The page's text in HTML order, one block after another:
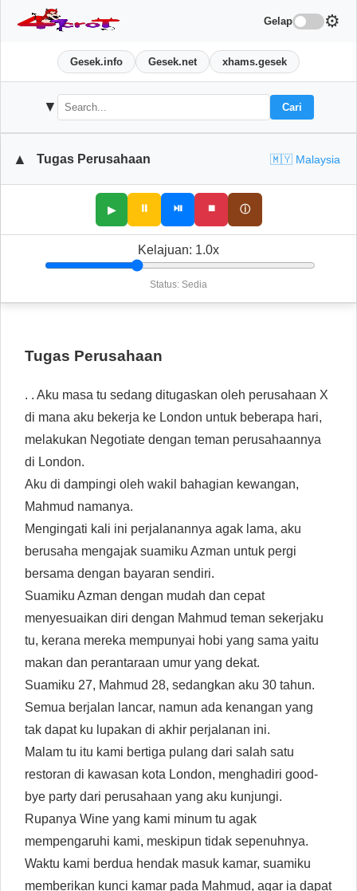
Gelap ⚙️
Gesek.info Gesek.net xhams.gesek
▼ Cari
▲ Tugas Perusahaan 🇲🇾 Malaysia
▶ ⏸ ⏯ ⏹ ⓘ
Kelajuan: 1.0x
Status: Sedia
Tugas Perusahaan
. . Aku masa tu sedang ditugaskan oleh perusahaan X
di mana aku bekerja ke London untuk beberapa hari,
melakukan Negotiate dengan teman perusahaannya
di London.
Aku di dampingi oleh wakil bahagian kewangan,
Mahmud namanya.
Mengingati kali ini perjalanannya agak lama, aku
berusaha mengajak suamiku Azman untuk pergi
bersama dengan bayaran sendiri.
Suamiku Azman dengan mudah dan cepat
menyesuaikan diri dengan Mahmud teman sekerjaku
tu, kerana mereka mempunyai hobi yang sama yaitu
makan dan perantaraan umur yang dekat.
Suamiku 27, Mahmud 28, sedangkan aku 30 tahun.
Semua berjalan lancar, namun ada kenangan yang
tak dapat ku lupakan di akhir perjalanan ini.
Malam tu itu kami bertiga pulang dari salah satu
restoran di kawasan kota London, menghadiri good-
bye party dari perusahaan yang aku kunjungi.
Rupanya Wine yang kami minum tu agak
mempengaruhi kami, meskipun tidak sepenuhnya.
Waktu kami berdua hendak masuk kamar, suamiku
memberikan kunci kamar pada Mahmud, agar ia dapat